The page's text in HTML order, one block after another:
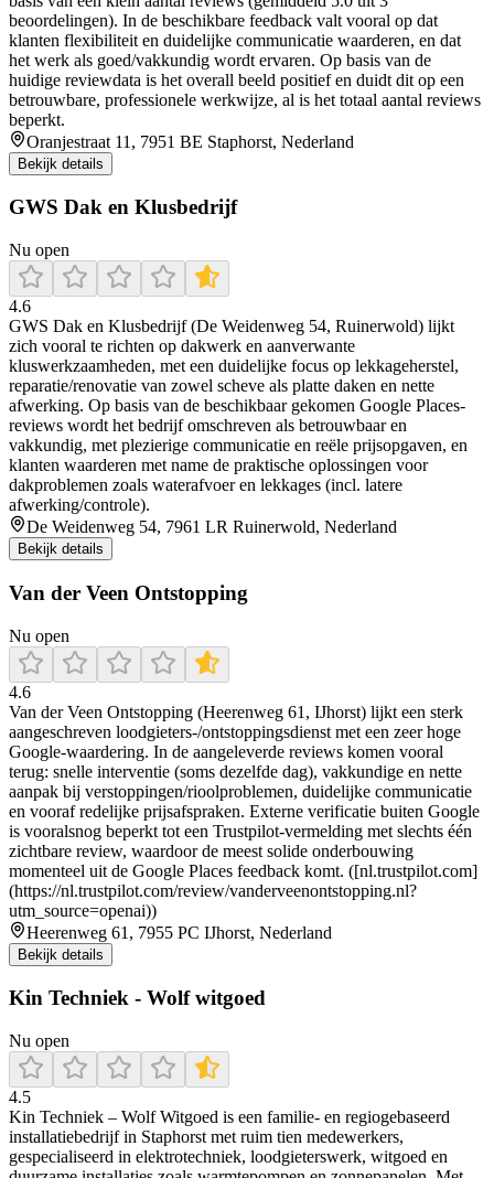
beoordelingen). In de beschikbare feedback valt vooral op dat
klanten flexibiliteit en duidelijke communicatie waarderen, en dat
het werk als goed/vakkundig wordt ervaren. Op basis van de
huidige reviewdata is het overall beeld positief en duidt dit op een
betrouwbare, professionele werkwijze, al is het totaal aantal reviews
beperkt.
Oranjestraat 11, 7951 BE Staphorst, Nederland
Bekijk details
GWS Dak en Klusbedrijf
Nu open
4.6
GWS Dak en Klusbedrijf (De Weidenweg 54, Ruinerwold) lijkt
zich vooral te richten op dakwerk en aanverwante
kluswerkzaamheden, met een duidelijke focus op lekkageherstel,
reparatie/renovatie van zowel scheve als platte daken en nette
afwerking. Op basis van de beschikbaar gekomen Google Places-
reviews wordt het bedrijf omschreven als betrouwbaar en
vakkundig, met plezierige communicatie en reële prijsopgaven, en
klanten waarderen met name de praktische oplossingen voor
dakproblemen zoals waterafvoer en lekkages (incl. latere
afwerking/controle).
De Weidenweg 54, 7961 LR Ruinerwold, Nederland
Bekijk details
Van der Veen Ontstopping
Nu open
4.6
Van der Veen Ontstopping (Heerenweg 61, IJhorst) lijkt een sterk
aangeschreven loodgieters-/ontstoppingsdienst met een zeer hoge
Google-waardering. In de aangeleverde reviews komen vooral
terug: snelle interventie (soms dezelfde dag), vakkundige en nette
aanpak bij verstoppingen/rioolproblemen, duidelijke communicatie
en vooraf redelijke prijsafspraken. Externe verificatie buiten Google
is vooralsnog beperkt tot een Trustpilot-vermelding met slechts één
zichtbare review, waardoor de meest solide onderbouwing
momenteel uit de Google Places feedback komt. ([nl.trustpilot.com]
(https://nl.trustpilot.com/review/vanderveenontstopping.nl?
utm_source=openai))
Heerenweg 61, 7955 PC IJhorst, Nederland
Bekijk details
Kin Techniek - Wolf witgoed
Nu open
4.5
Kin Techniek – Wolf Witgoed is een familie- en regiogebaseerd
installatiebedrijf in Staphorst met ruim tien medewerkers,
gespecialiseerd in elektrotechniek, loodgieterswerk, witgoed en